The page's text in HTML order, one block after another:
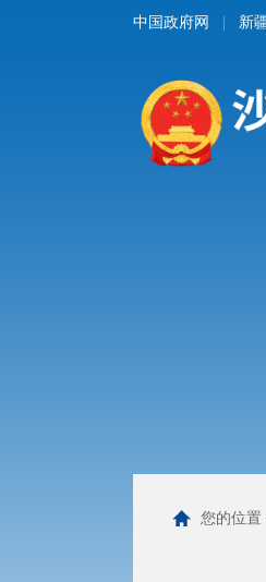
中国政府网 新
您的位置